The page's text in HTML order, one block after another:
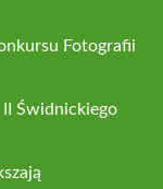
Fotografii
Świdnickiego